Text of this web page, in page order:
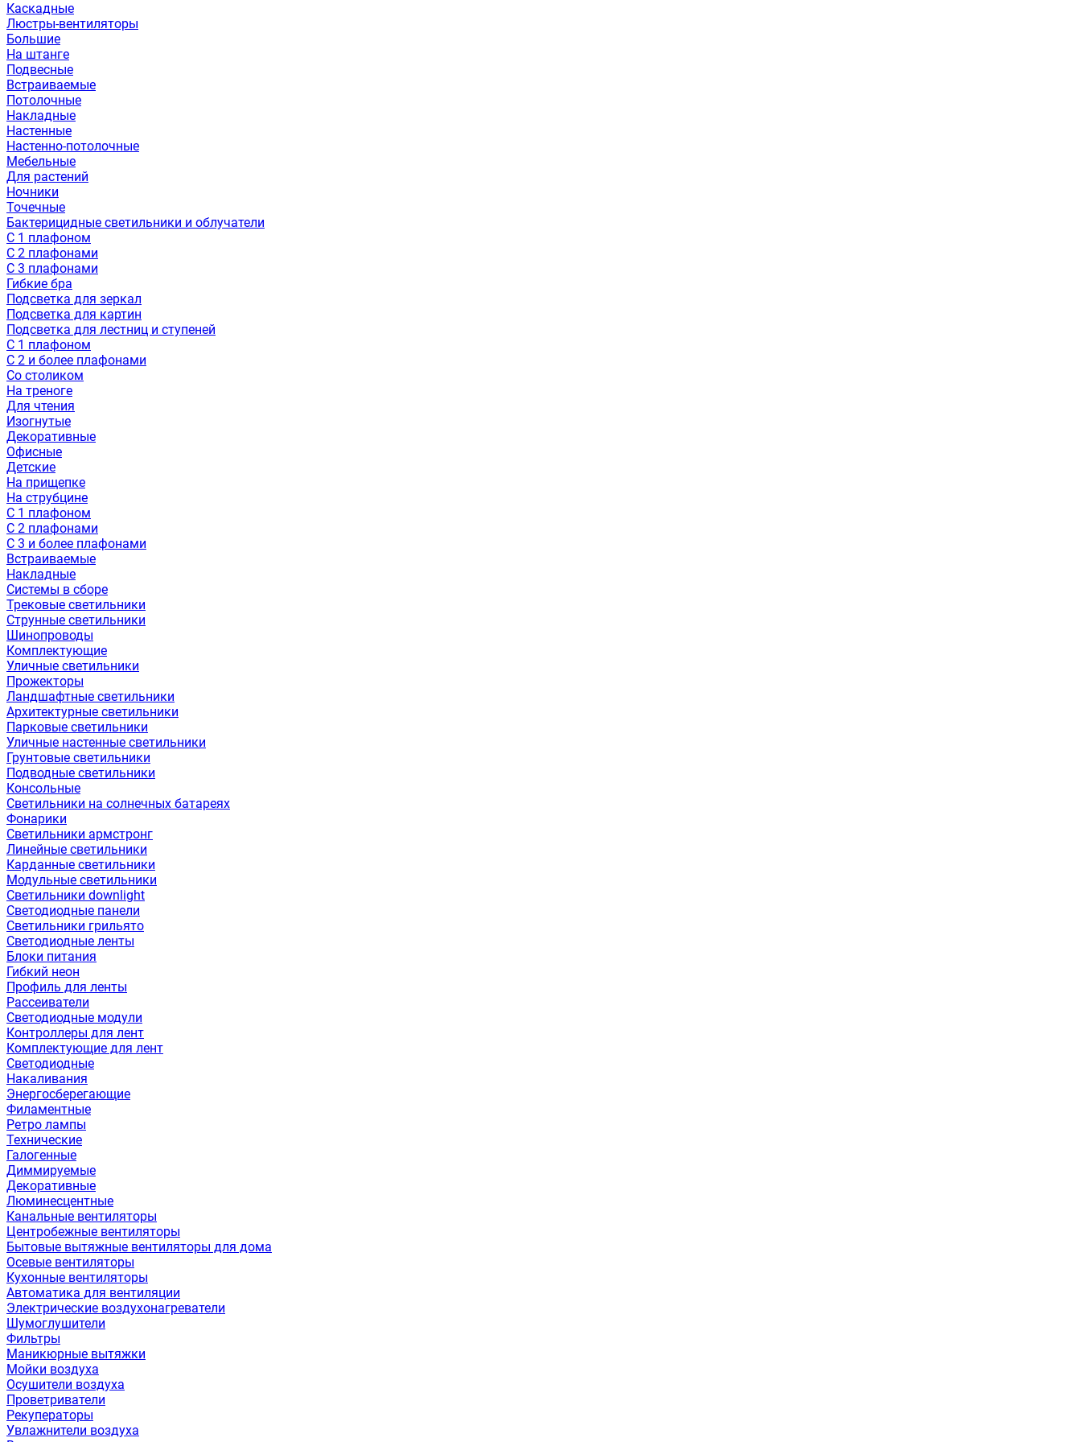
Каскадные
Люстры-вентиляторы
Большие
На штанге
Подвесные
Встраиваемые
Потолочные
Накладные
Настенные
Настенно-потолочные
Мебельные
Для растений
Ночники
Точечные
Бактерицидные светильники и облучатели
С 1 плафоном
С 2 плафонами
С 3 плафонами
Гибкие бра
Подсветка для зеркал
Подсветка для картин
Подсветка для лестниц и ступеней
С 1 плафоном
С 2 и более плафонами
Со столиком
На треноге
Для чтения
Изогнутые
Декоративные
Офисные
Детские
На прищепке
На струбцине
С 1 плафоном
С 2 плафонами
С 3 и более плафонами
Встраиваемые
Накладные
Системы в сборе
Трековые светильники
Струнные светильники
Шинопроводы
Комплектующие
Уличные светильники
Прожекторы
Ландшафтные светильники
Архитектурные светильники
Парковые светильники
Уличные настенные светильники
Грунтовые светильники
Подводные светильники
Консольные
Светильники на солнечных батареях
Фонарики
Светильники армстронг
Линейные светильники
Карданные светильники
Модульные светильники
Светильники downlight
Светодиодные панели
Светильники грильято
Светодиодные ленты
Блоки питания
Гибкий неон
Профиль для ленты
Рассеиватели
Светодиодные модули
Контроллеры для лент
Комплектующие для лент
Светодиодные
Накаливания
Энергосберегающие
Филаментные
Ретро лампы
Технические
Галогенные
Диммируемые
Декоративные
Люминесцентные
Канальные вентиляторы
Центробежные вентиляторы
Бытовые вытяжные вентиляторы для дома
Осевые вентиляторы
Кухонные вентиляторы
Автоматика для вентиляции
Электрические воздухонагреватели
Шумоглушители
Фильтры
Маникюрные вытяжки
Мойки воздуха
Осушители воздуха
Проветриватели
Рекуператоры
Увлажнители воздуха